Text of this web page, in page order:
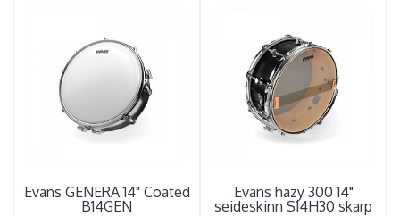
Evans GENERA 14" Coated
B14GEN
Evans hazy 300 14"
seideskinn S14H30 skarp